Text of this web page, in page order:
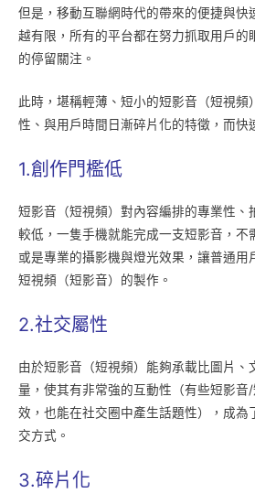
但是，移動互聯網時代的帶來的便捷與快
越有限，所有的平台都在努力抓取用戶的
的停留關注。
此時，堪稱輕薄、短小的短影音（短視頻
性、與用戶時間日漸碎片化的特徵，而快
1.創作門檻低
短影音（短視頻）對內容編排的專業性、
較低，一隻手機就能完成一支短影音，不
或是專業的攝影機與燈光效果，讓普通用
短視頻（短影音）的製作。
2.社交屬性
由於短影音（短視頻）能夠承載比圖片、
量，使其有非常強的互動性（有些短影音
效，也能在社交圈中產生話題性），成為
交方式。
3.碎片化